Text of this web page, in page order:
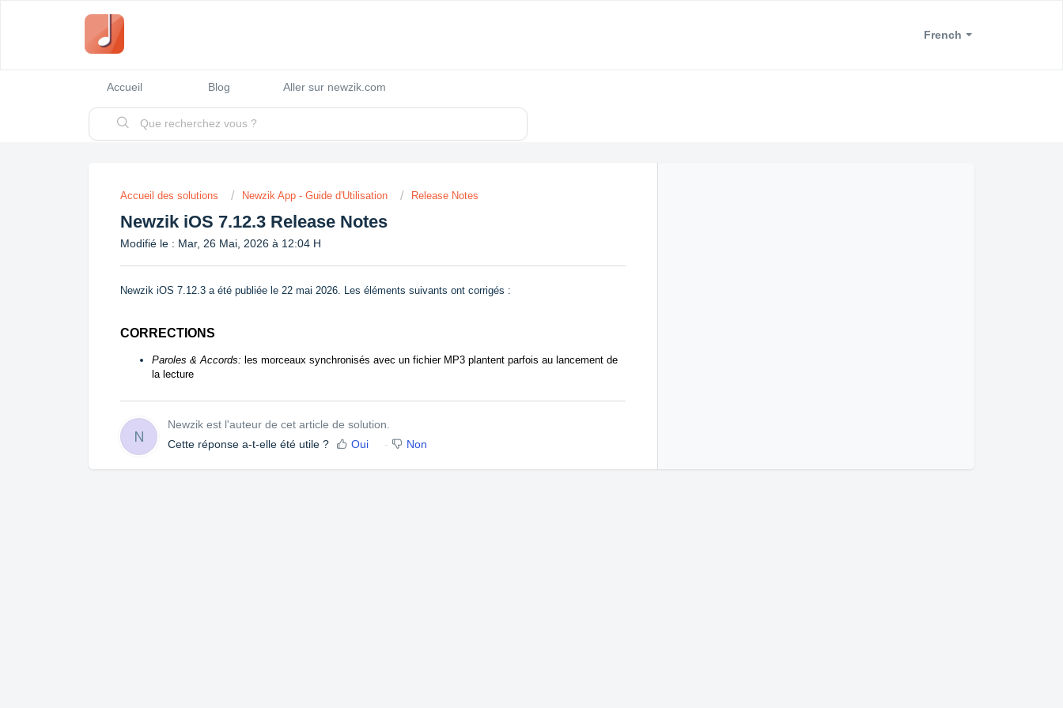
French
Accueil Blog Aller sur newzik.com
Accueil des solutions Newzik App - Guide d'Utilisation Release Notes
Newzik iOS 7.12.3 Release Notes
Modifié le : Mar, 26 Mai, 2026 à 12:04 H
Newzik iOS 7.12.3 a été publiée le 22 mai 2026. Les éléments suivants ont corrigés :
CORRECTIONS
Paroles & Accords: les morceaux synchronisés avec un fichier MP3 plantent parfois au lancement de
la lecture
N
Newzik est l'auteur de cet article de solution.
Cette réponse a-t-elle été utile ?
Oui Non